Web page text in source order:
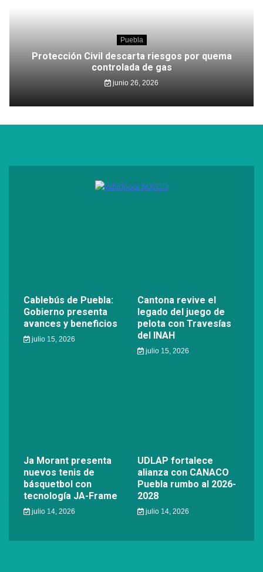
Puebla
Protección Civil descarta riesgos por quema
controlada de gas
junio 26, 2026
Cablebús de Puebla:
Gobierno presenta
avances y beneficios
julio 15, 2026
Cantona revive el
legado del juego de
pelota con Travesías
del INAH
julio 15, 2026
Ja Morant presenta
nuevos tenis de
básquetbol con
tecnología JA-Frame
julio 14, 2026
UDLAP fortalece
alianza con CANACO
Puebla rumbo al 2026-
2028
julio 14, 2026